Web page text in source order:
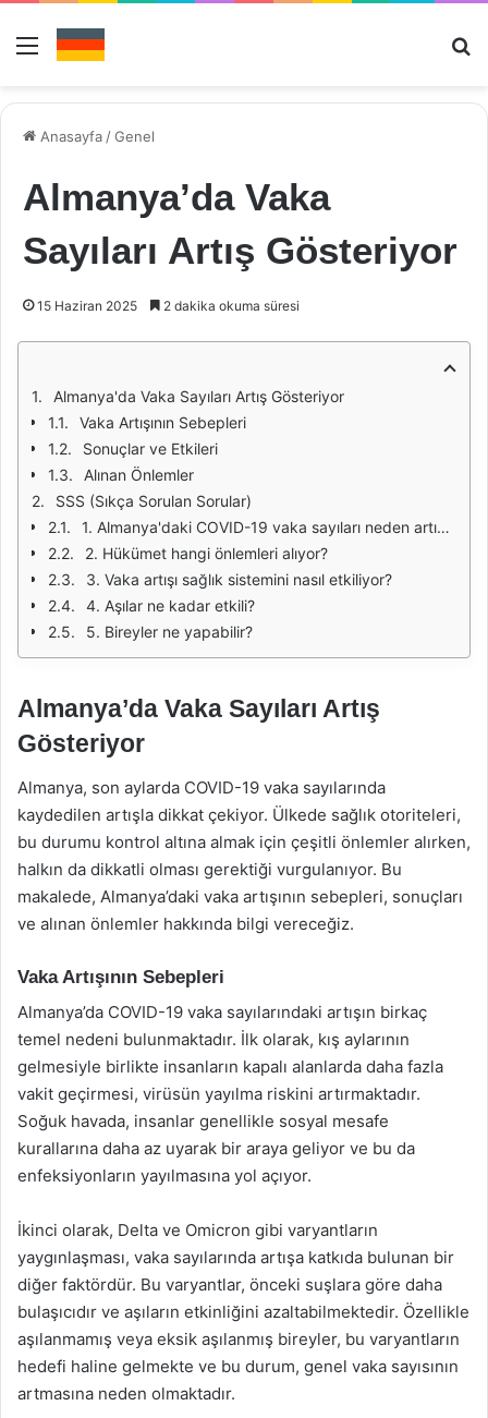
Menü
Anasayfa /Genel
Almanya’da Vaka
Sayıları Artış Gösteriyor
15 Haziran 2025 2 dakika okuma süresi
Almanya'da Vaka Sayıları Artış Gösteriyor
Vaka Artışının Sebepleri
Sonuçlar ve Etkileri
Alınan Önlemler
SSS (Sıkça Sorulan Sorular)
1. Almanya'daki COVID-19 vaka sayıları neden artıyor?
2. Hükümet hangi önlemleri alıyor?
3. Vaka artışı sağlık sistemini nasıl etkiliyor?
4. Aşılar ne kadar etkili?
5. Bireyler ne yapabilir?
Almanya’da Vaka Sayıları Artış
Gösteriyor
Almanya, son aylarda COVID-19 vaka sayılarında
kaydedilen artışla dikkat çekiyor. Ülkede sağlık otoriteleri,
bu durumu kontrol altına almak için çeşitli önlemler alırken,
halkın da dikkatli olması gerektiği vurgulanıyor. Bu
makalede, Almanya’daki vaka artışının sebepleri, sonuçları
ve alınan önlemler hakkında bilgi vereceğiz.
Vaka Artışının Sebepleri
Almanya’da COVID-19 vaka sayılarındaki artışın birkaç
temel nedeni bulunmaktadır. İlk olarak, kış aylarının
gelmesiyle birlikte insanların kapalı alanlarda daha fazla
vakit geçirmesi, virüsün yayılma riskini artırmaktadır.
Soğuk havada, insanlar genellikle sosyal mesafe
kurallarına daha az uyarak bir araya geliyor ve bu da
enfeksiyonların yayılmasına yol açıyor.
İkinci olarak, Delta ve Omicron gibi varyantların
yaygınlaşması, vaka sayılarında artışa katkıda bulunan bir
diğer faktördür. Bu varyantlar, önceki suşlara göre daha
bulaşıcıdır ve aşıların etkinliğini azaltabilmektedir. Özellikle
aşılanmamış veya eksik aşılanmış bireyler, bu varyantların
hedefi haline gelmekte ve bu durum, genel vaka sayısının
artmasına neden olmaktadır.